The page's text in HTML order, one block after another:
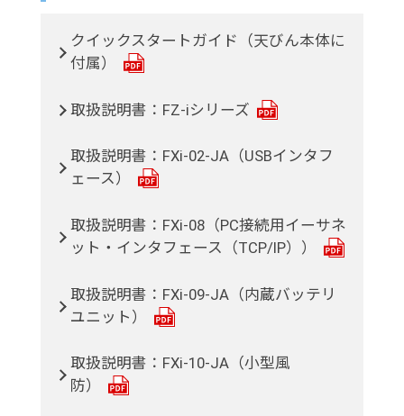
クイックスタートガイド（天びん本体に
付属）
取扱説明書：FZ-iシリーズ
取扱説明書：FXi-02-JA（USBインタフ
ェース）
取扱説明書：FXi-08（PC接続用イーサネ
ット・インタフェース（TCP/IP））
取扱説明書：FXi-09-JA（内蔵バッテリ
ユニット）
取扱説明書：FXi-10-JA（小型風
防）